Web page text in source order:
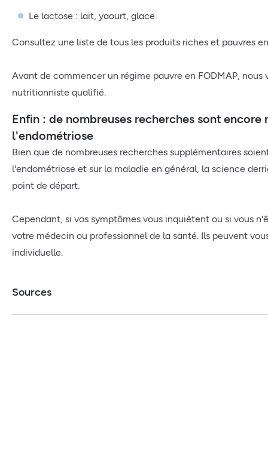
Le lactose : lait, yaourt, glace
Consultez une liste de tous les produits riches et pauvres
Avant de commencer un régime pauvre en FODMAP,
nutritionniste qualifié.
Enfin : de nombreuses recherches sont
l'endométriose
Bien que de nombreuses recherches supplémentaires
l'endométriose et sur la maladie en général, la science
point de départ.
Cependant, si vos symptômes vous inquiètent ou si vous
votre médecin ou professionnel de la santé. Ils peuvent
individuelle.
Sources